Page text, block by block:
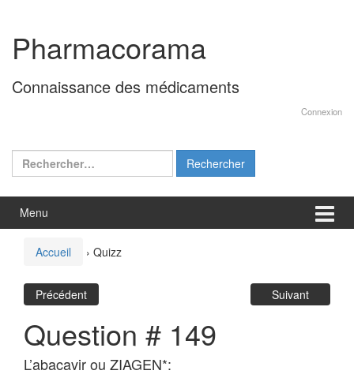
contenu
menu
principal
Pharmacorama
Connaissance des médicaments
Connexion
Rechercher :
Menu
Accueil › Quizz
Précédent Suivant
Question # 149
L’abacavir ou ZIAGEN*: